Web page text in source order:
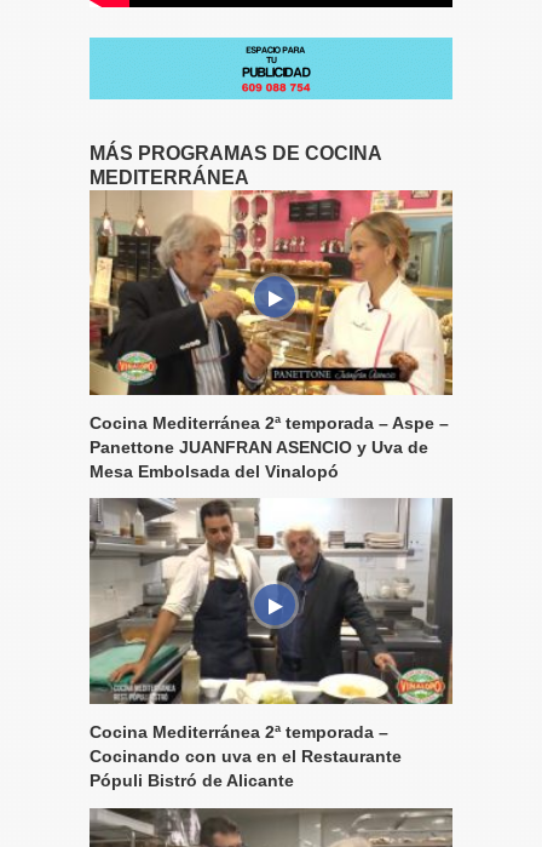
MÁS PROGRAMAS DE COCINA
MEDITERRÁNEA
Cocina Mediterránea 2ª temporada – Aspe –
Panettone JUANFRAN ASENCIO y Uva de
Mesa Embolsada del Vinalopó
Cocina Mediterránea 2ª temporada –
Cocinando con uva en el Restaurante
Pópuli Bistró de Alicante